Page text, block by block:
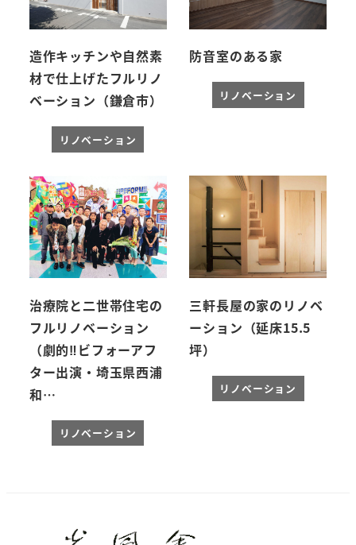
造作キッチンや自然素
材で仕上げたフルリノ
ベーション（鎌倉市）
リノベーション
防音室のある家
リノベーション
治療院と二世帯住宅の
フルリノベーション
（劇的‼ビフォーアフ
ター出演・埼玉県西浦
和…
リノベーション
三軒長屋の家のリノベ
ーション（延床15.5
坪）
リノベーション